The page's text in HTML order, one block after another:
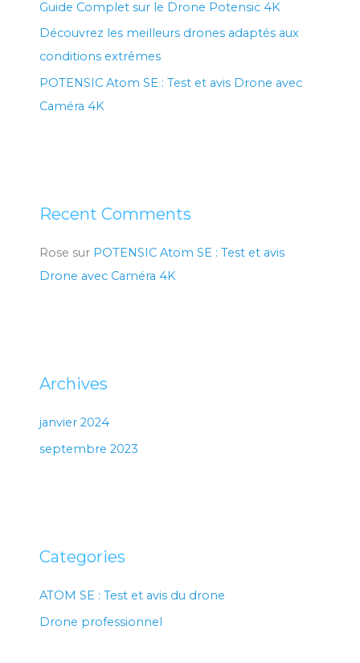
Guide Complet sur le Drone Potensic 4K
Découvrez les meilleurs drones adaptés aux
conditions extrêmes
POTENSIC Atom SE : Test et avis Drone avec
Caméra 4K
Recent Comments
Rose sur POTENSIC Atom SE : Test et avis
Drone avec Caméra 4K
Archives
janvier 2024
septembre 2023
Categories
ATOM SE : Test et avis du drone
Drone professionnel